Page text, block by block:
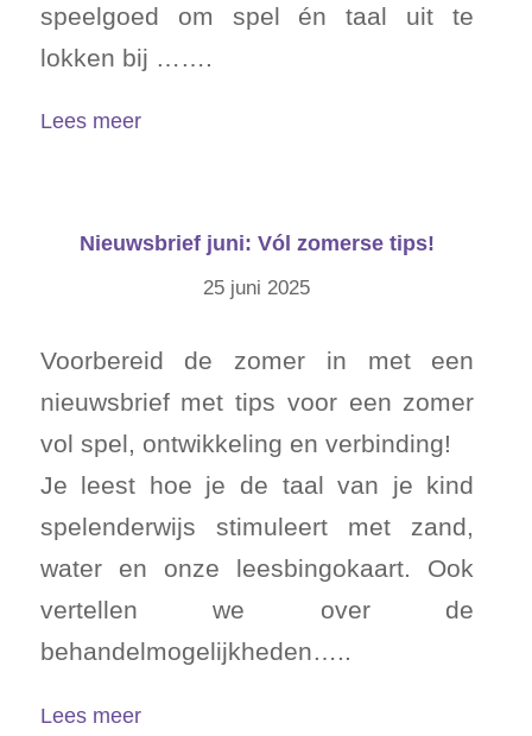
speelgoed om spel én taal uit te
lokken bij …….
Lees meer
Nieuwsbrief juni: Vól zomerse tips!
25 juni 2025
Voorbereid de zomer in met een
nieuwsbrief met tips voor een zomer
vol spel, ontwikkeling en verbinding!
Je leest hoe je de taal van je kind
spelenderwijs stimuleert met zand,
water en onze leesbingokaart. Ook
vertellen we over de
behandelmogelijkheden…..
Lees meer